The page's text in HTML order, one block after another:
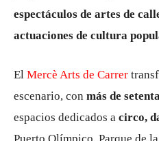
espectáculos de artes de
actuaciones de cultura
El Mercè Arts de Carrer
escenario, con más de
espacios dedicados a circo,